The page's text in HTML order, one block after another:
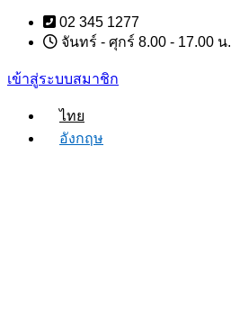
Skip
content
02 345 1277
จันทร์ - ศุกร์ 8.00 - 17.00 น.
เข้าสู่ระบบสมาชิก
ไทย
อังกฤษ